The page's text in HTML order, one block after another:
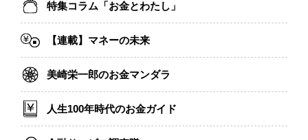
特集コラム「お金とわたし」
【連載】マネーの未来
美崎栄一郎のお金マンダラ
人生100年時代のお金ガイド